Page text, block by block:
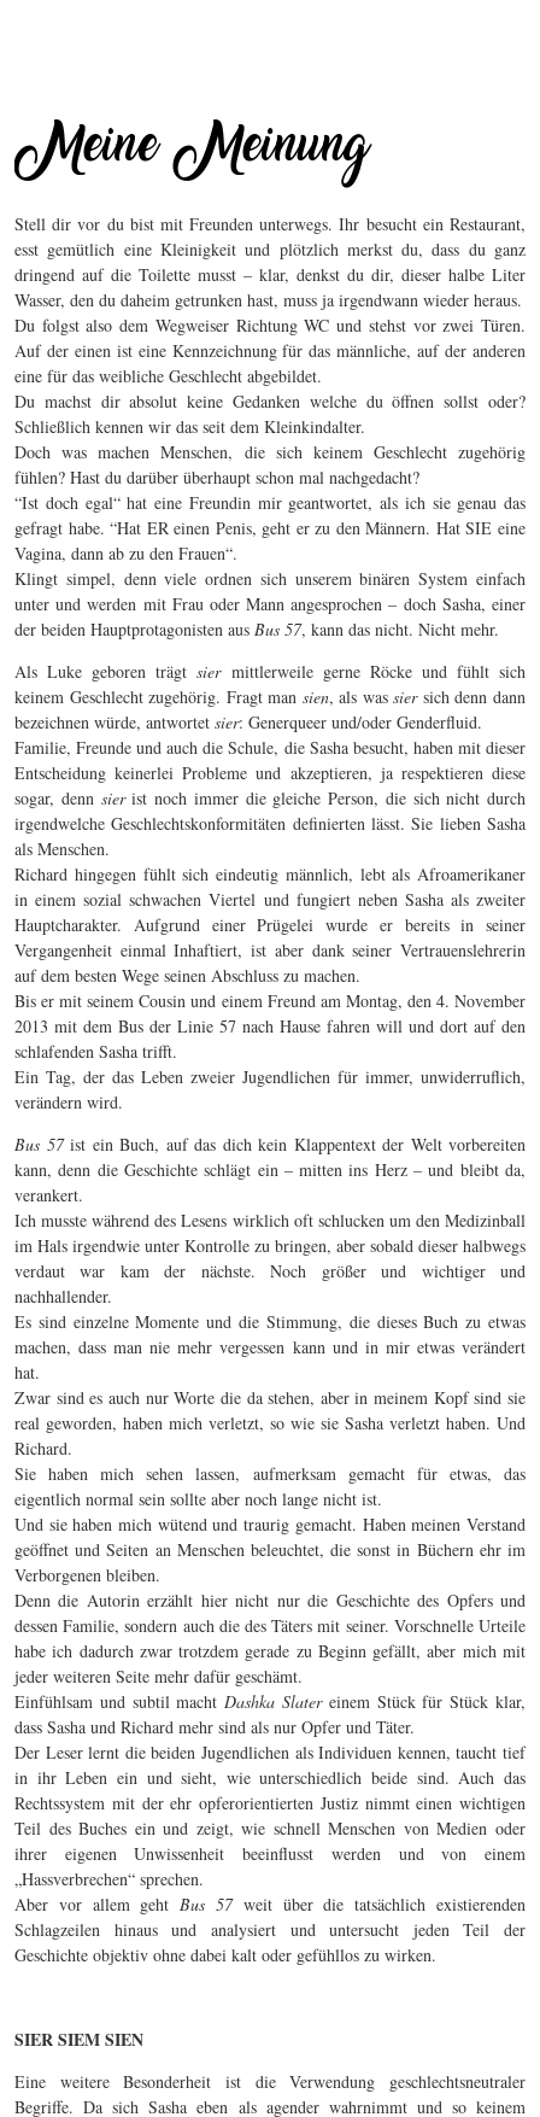
Stell dir vor du bist mit Freunden unterwegs. Ihr besucht ein Restaurant,
esst gemütlich eine Kleinigkeit und plötzlich merkst du, dass du ganz
dringend auf die Toilette musst – klar, denkst du dir, dieser halbe Liter
Wasser, den du daheim getrunken hast, muss ja irgendwann wieder heraus.
Du folgst also dem Wegweiser Richtung WC und stehst vor zwei Türen.
Auf der einen ist eine Kennzeichnung für das männliche, auf der anderen
eine für das weibliche Geschlecht abgebildet.
Du machst dir absolut keine Gedanken welche du öffnen sollst oder?
Schließlich kennen wir das seit dem Kleinkindalter.
Doch was machen Menschen, die sich keinem Geschlecht zugehörig
fühlen? Hast du darüber überhaupt schon mal nachgedacht?
“Ist doch egal“ hat eine Freundin mir geantwortet, als ich sie genau das
gefragt habe. “Hat ER einen Penis, geht er zu den Männern. Hat SIE eine
Vagina, dann ab zu den Frauen“.
Klingt simpel, denn viele ordnen sich unserem binären System einfach
unter und werden mit Frau oder Mann angesprochen – doch Sasha, einer
der beiden Hauptprotagonisten aus Bus 57, kann das nicht. Nicht mehr.
Als Luke geboren trägtsiermittlerweile gerne Röcke und fühlt sich
keinem Geschlecht zugehörig. Fragt man sien, als wassiersich denn dann
bezeichnen würde, antwortet sier: Generqueer und/oder Genderfluid.
Familie, Freunde und auch die Schule, die Sasha besucht, haben mit dieser
Entscheidung keinerlei Probleme und akzeptieren, ja respektieren diese
sogar, denn sierist noch immer die gleiche Person, die sich nicht durch
irgendwelche Geschlechtskonformitäten definierten lässt. Sie lieben Sasha
als Menschen.
Richard hingegen fühlt sich eindeutig männlich, lebt als Afroamerikaner
in einem sozial schwachen Viertel und fungiert neben Sasha als zweiter
Hauptcharakter. Aufgrund einer Prügelei wurde er bereits in seiner
Vergangenheit einmal Inhaftiert, ist aber dank seiner Vertrauenslehrerin
auf dem besten Wege seinen Abschluss zu machen.
Bis er mit seinem Cousin und einem Freund am Montag, den 4. November
2013 mit dem Bus der Linie 57 nach Hause fahren will und dort auf den
schlafenden Sasha trifft.
Ein Tag, der das Leben zweier Jugendlichen für immer, unwiderruflich,
verändern wird.
Bus 57ist ein Buch, auf das dich kein Klappentext der Welt vorbereiten
kann, denn die Geschichte schlägt ein – mitten ins Herz – und bleibt da,
verankert.
Ich musste während des Lesens wirklich oft schlucken um den Medizinball
im Hals irgendwie unter Kontrolle zu bringen, aber sobald dieser halbwegs
verdaut war kam der nächste. Noch größer und wichtiger und
nachhallender.
Es sind einzelne Momente und die Stimmung, die dieses Buch zu etwas
machen, dass man nie mehr vergessen kann und in mir etwas verändert
hat.
Zwar sind es auch nur Worte die da stehen, aber in meinem Kopf sind sie
real geworden, haben mich verletzt, so wie sie Sasha verletzt haben. Und
Richard.
Sie haben mich sehen lassen, aufmerksam gemacht für etwas, das
eigentlich normal sein sollte aber noch lange nicht ist.
Und sie haben mich wütend und traurig gemacht. Haben meinen Verstand
geöffnet und Seiten an Menschen beleuchtet, die sonst in Büchern ehr im
Verborgenen bleiben.
Denn die Autorin erzählt hier nicht nur die Geschichte des Opfers und
dessen Familie, sondern auch die des Täters mit seiner. Vorschnelle Urteile
habe ich dadurch zwar trotzdem gerade zu Beginn gefällt, aber mich mit
jeder weiteren Seite mehr dafür geschämt.
Einfühlsam und subtil machtDashka Slatereinem Stück für Stück klar,
dass Sasha und Richard mehr sind als nur Opfer und Täter.
Der Leser lernt die beiden Jugendlichen als Individuen kennen, taucht tief
in ihr Leben ein und sieht, wie unterschiedlich beide sind. Auch das
Rechtssystem mit der ehr opferorientierten Justiz nimmt einen wichtigen
Teil des Buches ein und zeigt, wie schnell Menschen von Medien oder
ihrer eigenen Unwissenheit beeinflusst werden und von einem
„Hassverbrechen“ sprechen.
Aber vor allem gehtBus 57weit über die tatsächlich existierenden
Schlagzeilen hinaus und analysiert und untersucht jeden Teil der
Geschichte objektiv ohne dabei kalt oder gefühllos zu wirken.
SIER SIEM SIEN
Eine weitere Besonderheit ist die Verwendung geschlechtsneutraler
Begriffe. Da sich Sasha eben als agender wahrnimmt und so keinem